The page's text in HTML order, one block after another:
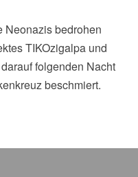
TIKOzigalpa und
folgenden Nacht
beschmiert.